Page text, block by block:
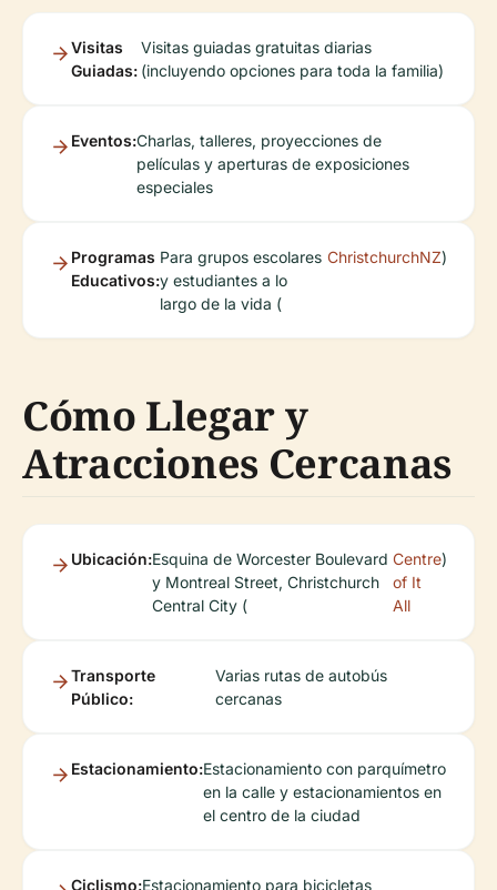
Visitas
Guiadas:
Visitas guiadas gratuitas diarias
(incluyendo opciones para toda la familia)
Eventos:Charlas, talleres, proyecciones de
películas y aperturas de exposiciones
especiales
Programas
Educativos:
Para grupos escolares
y estudiantes a lo
largo de la vida (
ChristchurchNZ)
Cómo Llegar y
Atracciones Cercanas
Ubicación:Esquina de Worcester Boulevard
y Montreal Street, Christchurch
Central City (
Centre
of It
All
)
Transporte
Público:
Varias rutas de autobús
cercanas
Estacionamiento:Estacionamiento con parquímetro
en la calle y estacionamientos en
el centro de la ciudad
Ciclismo:Estacionamiento para bicicletas